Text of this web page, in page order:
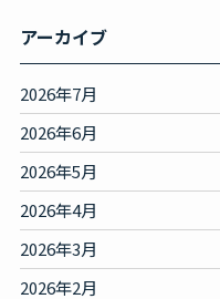
アーカイブ
2026年7月
2026年6月
2026年5月
2026年4月
2026年3月
2026年2月